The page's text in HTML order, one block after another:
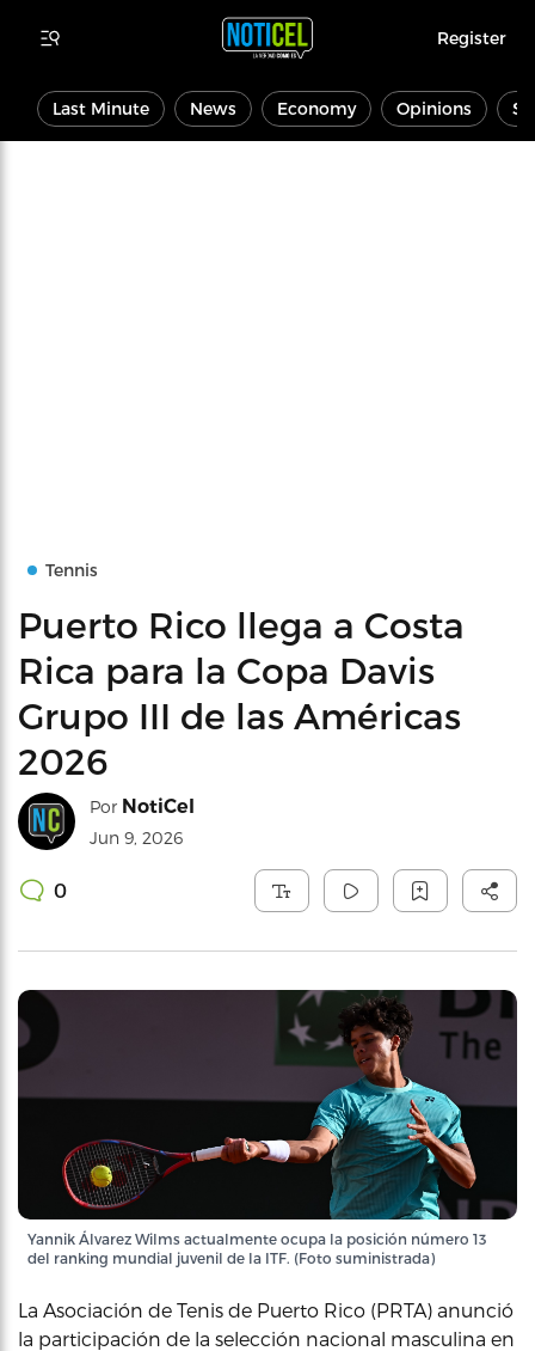
Register
Last Minute News Economy Opinions
Tennis
Puerto Rico llega a Costa
Rica para la Copa Davis
Grupo III de las Américas
2026
Por NotiCel
Jun 9, 2026
0
Yannik Álvarez Wilms actualmente ocupa la posición número 13
del ranking mundial juvenil de la ITF. (Foto suministrada)
La Asociación de Tenis de Puerto Rico (PRTA) anunció
la participación de la selección nacional masculina en